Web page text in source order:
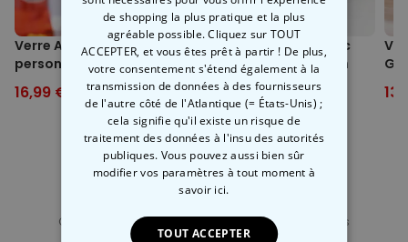
Verre Aperol Spritz
personnalisé avec
prénom
16,99 € 24,99 €
Tasse à Thé Chat avec
Infuseur à Thé Poisson
14,99 € 19,99 €
Consultez nos autres catégories de cadeux insolites
de shopping la plus pratique et la plus
agréable possible. Cliquez sur TOUT
ACCEPTER, et vous êtes prêt à partir ! De plus,
votre consentement s'étend également à la
transmission de données à des fournisseurs
de l'autre côté de l'Atlantique (= États-Unis) ;
cela signifie qu'il existe un risque de
traitement des données à l'insu des autorités
publiques. Vous pouvez aussi bien sûr
modifier vos paramètres à tout moment à
savoir ici.
TOUT ACCEPTER